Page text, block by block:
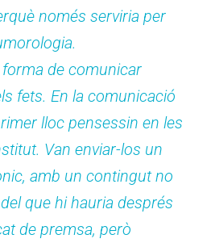
només serviria per
de comunicar
fets. En la comunicació
lloc pensessin en les
Van enviar-los un
amb un contingut no
que hi hauria després
de premsa, però